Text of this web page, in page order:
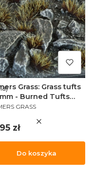
Grass: Grass tufts
- Burned Tufts
GRASS
zł
Do koszyka